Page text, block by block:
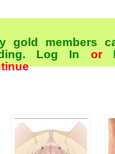
gold members
Log In or